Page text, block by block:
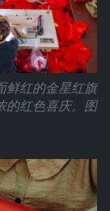
鲜红的金星红旗
的红色喜庆。图